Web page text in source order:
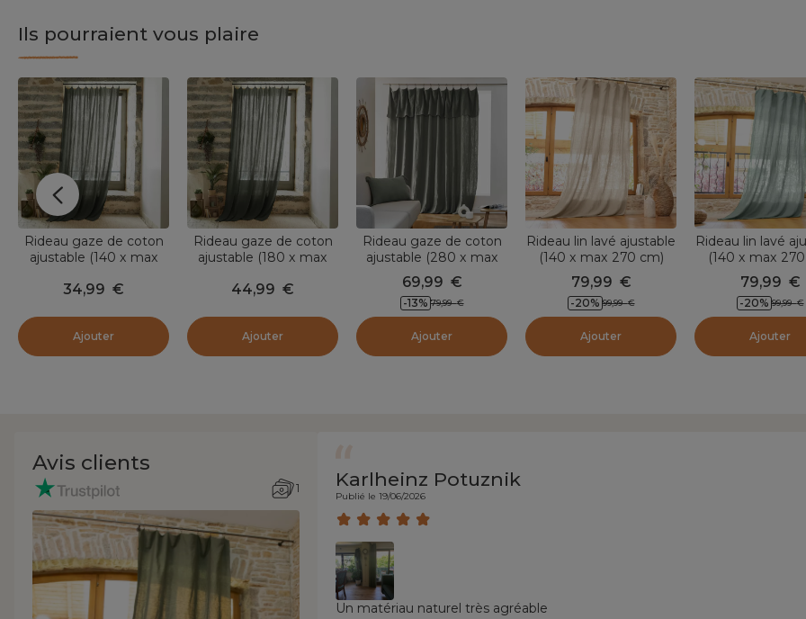
Ils pourraient vous plaire
Rideau gaze de coton
ajustable (140 x max
romarin
34,99 €
Ajouter
Rideau gaze de coton
ajustable (180 x max
romarin
44,99 €
Ajouter
Rideau gaze de coton
ajustable (280 x max
300 cm) Gaïa Vert
romarin
69,99 €
-13% 79,99 €
Ajouter
Rideau lin lavé ajustable
(140 x max 270 cm)
Louise Beige
79,99 €
-20% 99,99 €
Ajouter
Rideau lin lavé
(140 x max
Louise Vert
79,99 €
-20% 99,99 €
Ajouter
Avis clients
1 Karlheinz Potuznik
Publié le 19/06/2026
Un matériau naturel très agréable